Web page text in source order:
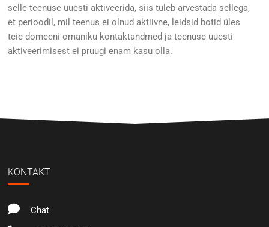
selle teenuse uuesti aktiveerida, siis tuleb arvestada sellega,
et perioodil, mil teenus ei olnud aktiivne, leidsid botid üles
teie domeeni omaniku kontaktandmed ja teenuse uuesti
aktiveerimisest ei pruugi enam kasu olla.
KONTAKT
Chat